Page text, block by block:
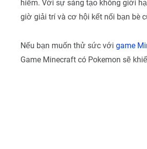
hiếm. Với sự sáng tạo không giới
giờ giải trí và cơ hội kết nối bạn bè
Nếu bạn muốn thử sức với game
Game Minecraft có Pokemon sẽ